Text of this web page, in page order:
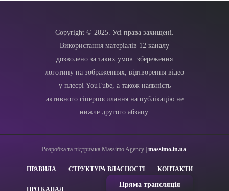
Copyright © 2025. Усі права захищені.
Використання матеріалів 12 каналу
дозволено за таких умов: збереження
логотипу на зображеннях, відтворення відео
у плеєрі YouTube, а також наявність
активного гіперпосилання на публікацію не
нижче другого абзацу.
Розробка та підтримка Massimo Agency | massimo.in.ua.
ПРАВИЛА СТРУКТУРА ВЛАСНОСТІ КОНТАКТИ
Пряма трансляція